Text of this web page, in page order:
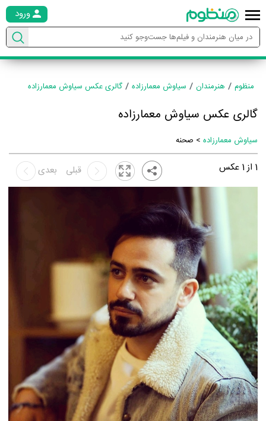
ورود
منظوم هنرمندان سیاوش معمارزاده گالری عکس سیاوش معمارزاده
گالری عکس سیاوش معمارزاده
سیاوش معمارزاده > صحنه
1 از1 عکس بعدی قبلی